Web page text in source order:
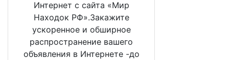
Интернет с сайта «Мир
Находок РФ».Закажите
ускоренное и обширное
распространение вашего
объявления в Интернете -до